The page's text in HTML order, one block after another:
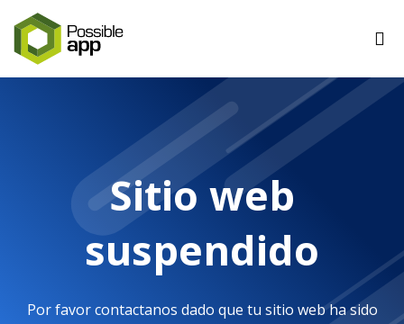
Sitio web
suspendido
Por favor contactanos dado que tu sitio web ha sido